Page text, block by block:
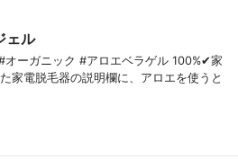
ェル
オーガニック #アロエベラゲル 100%✔家
家電脱毛器の説明欄に、アロエを使うと